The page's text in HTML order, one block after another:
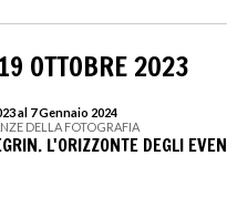
OTTOBRE 2023
al 7 Gennaio 2024
DELLA FOTOGRAFIA
L'ORIZZONTE DEGLI